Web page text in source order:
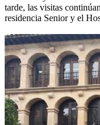
tarde, las visitas
residencia Senior y el